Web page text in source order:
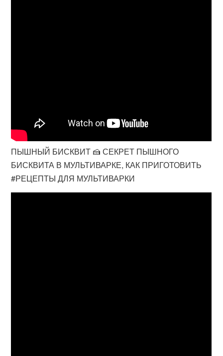
ПЫШНЫЙ БИСКВИТ 🍰 СЕКРЕТ ПЫШНОГО
БИСКВИТА В МУЛЬТИВАРКЕ, КАК ПРИГОТОВИТЬ
#РЕЦЕПТЫ ДЛЯ МУЛЬТИВАРКИ